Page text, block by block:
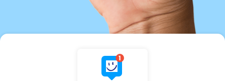
Mardi de 16h à 18h
Jeudi de 10h à 12h